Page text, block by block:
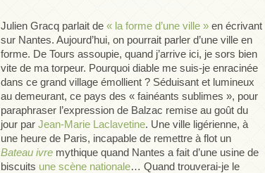
Julien Gracq parlait de « la forme d’une ville » en écrivant
sur Nantes. Aujourd’hui, on pourrait parler d’une ville en
forme. De Tours assoupie, quand j’arrive ici, je sors bien
vite de ma torpeur. Pourquoi diable me suis-je enracinée
dans ce grand village émollient ? Séduisant et lumineux
au demeurant, ce pays des « fainéants sublimes », pour
paraphraser l’expression de Balzac remise au goût du
jour par Jean-Marie Laclavetine. Une ville ligérienne, à
une heure de Paris, incapable de remettre à flot un
Bateau ivre mythique quand Nantes a fait d’une usine de
biscuits une scène nationale… Quand trouverai-je le